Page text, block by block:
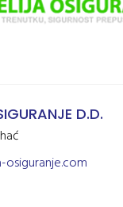
D.D.